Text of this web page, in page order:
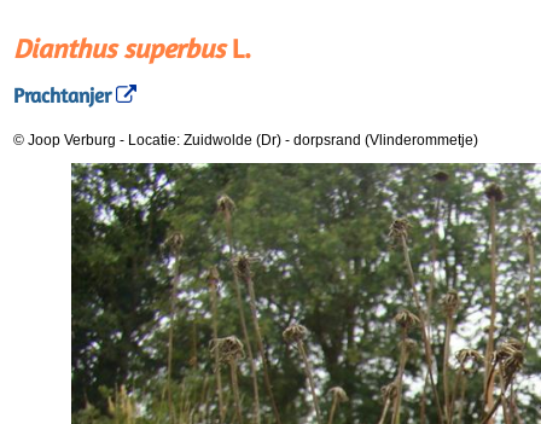
Dianthus superbusL.
Prachtanjer
© Joop Verburg - Locatie: Zuidwolde (Dr) - dorpsrand (Vlinderommetje)